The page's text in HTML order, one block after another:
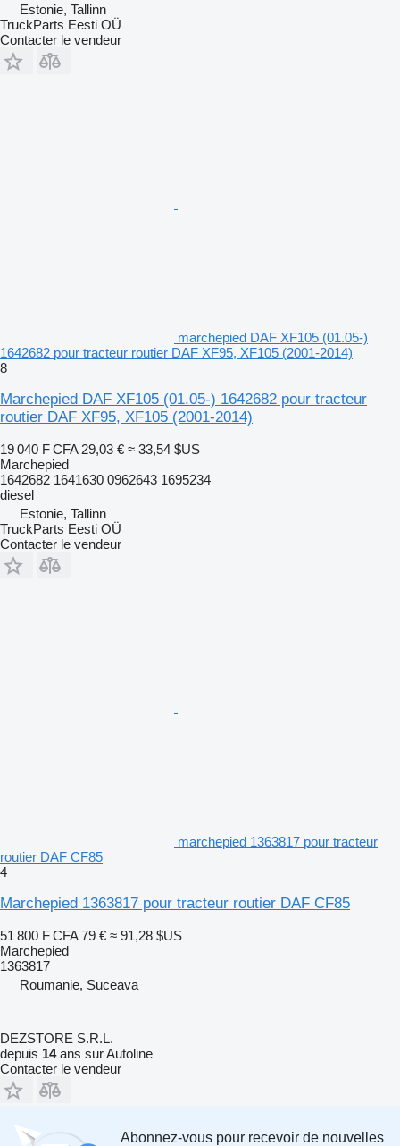
Estonie, Tallinn
TruckParts Eesti OÜ
Contacter le vendeur
marchepied DAF XF105 (01.05-)
1642682 pour tracteur routier DAF XF95, XF105 (2001-2014)
8
Marchepied DAF XF105 (01.05-) 1642682 pour tracteur
routier DAF XF95, XF105 (2001-2014)
19 040 F CFA 29,03 € ≈ 33,54 $US
Marchepied
1642682 1641630 0962643 1695234
diesel
Estonie, Tallinn
TruckParts Eesti OÜ
Contacter le vendeur
marchepied 1363817 pour tracteur
routier DAF CF85
4
Marchepied 1363817 pour tracteur routier DAF CF85
51 800 F CFA 79 € ≈ 91,28 $US
Marchepied
1363817
Roumanie, Suceava
DEZSTORE S.R.L.
depuis 14ans sur Autoline
Contacter le vendeur
Abonnez-vous pour recevoir de nouvelles